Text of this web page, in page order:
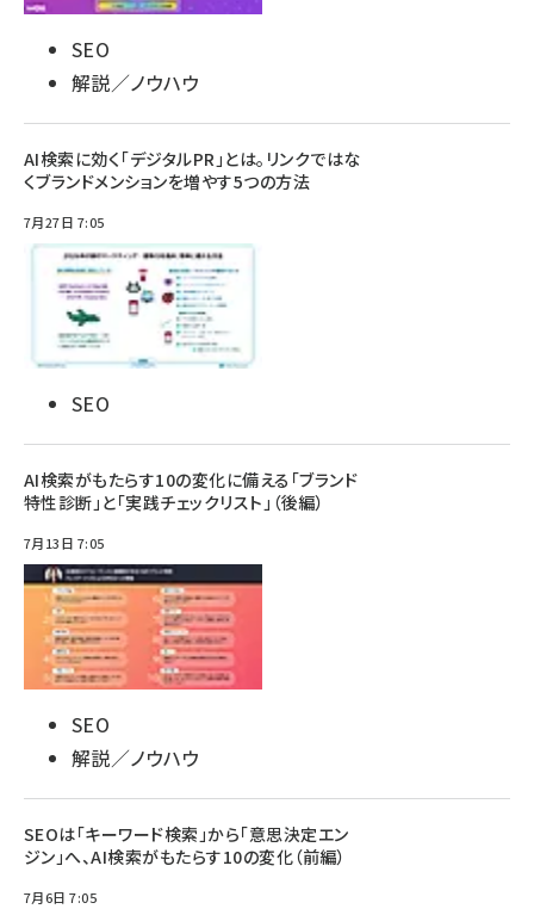
SEO
解説／ノウハウ
AI検索に効く「デジタルPR」とは。リンクではな
くブランドメンションを増やす5つの方法
7月27日 7:05
SEO
AI検索がもたらす10の変化に備える「ブランド
特性診断」と「実践チェックリスト」（後編）
7月13日 7:05
SEO
解説／ノウハウ
SEOは「キーワード検索」から「意思決定エン
ジン」へ、AI検索がもたらす10の変化（前編）
7月6日 7:05